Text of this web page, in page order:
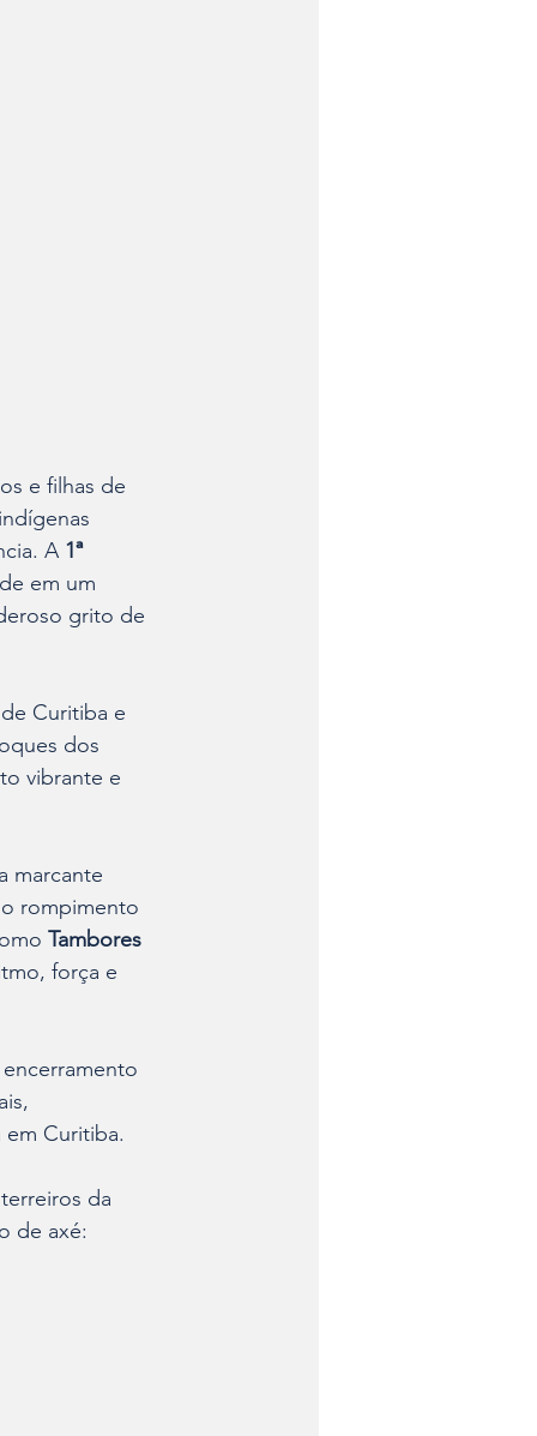
e filhas de
A 1ª
em um
grito de
Curitiba e
dos
vibrante e
marcante
rompimento
Tambores
força e
em Curitiba.
da
de axé: